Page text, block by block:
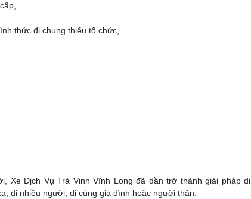
thức đi chung thiếu tổ chức,
Xe Dịch Vụ Trà Vinh Vĩnh Long đã dần trở thành giải pháp di
đi nhiều người, đi cùng gia đình hoặc người thân.